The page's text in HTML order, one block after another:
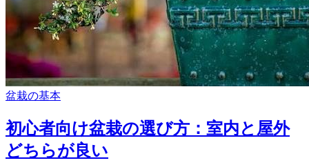
盆栽の基本
初心者向け盆栽の選び方：室内と屋外
どちらが良い